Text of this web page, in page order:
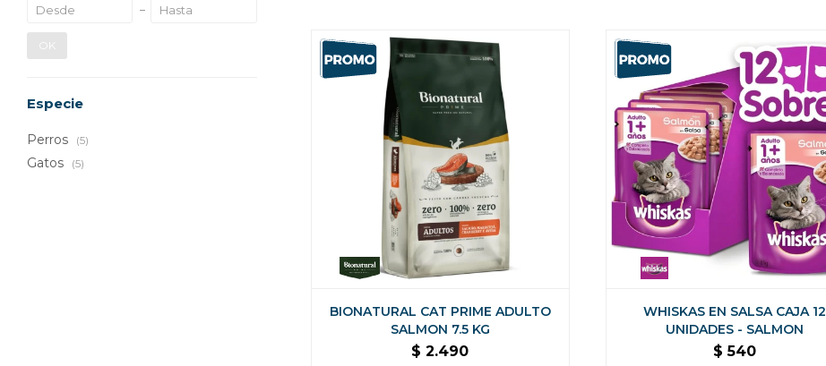
BIONATURAL CAT PRIME ADULTO
SALMON 7.5 KG
$ 2.490
WHISKAS EN SALSA CAJA 12
UNIDADES - SALMON
$ 540
OK
Especie
Perros (5)
Gatos (5)